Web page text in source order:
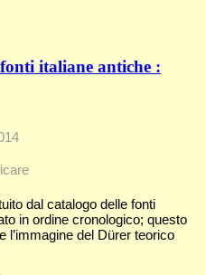
italiane antiche :
dal catalogo delle fonti
in ordine cronologico; questo
l’immagine del Dürer teorico